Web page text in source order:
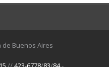
de Buenos Aires